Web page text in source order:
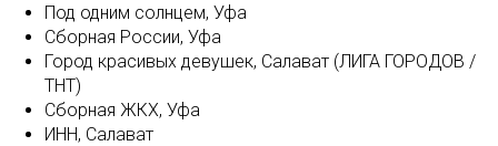
Под одним солнцем, Уфа
Сборная России, Уфа
Город красивых девушек, Салават (ЛИГА ГОРОДОВ /
ТНТ)
Сборная ЖКХ, Уфа
ИНН, Салават